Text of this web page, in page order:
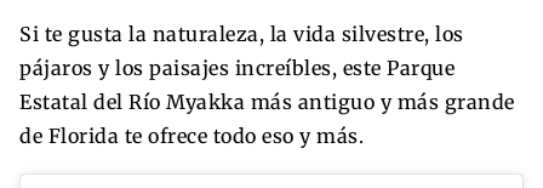
Si te gusta la naturaleza, la vida silvestre, los
pájaros y los paisajes increíbles, este Parque
Estatal del Río Myakka más antiguo y más grande
de Florida te ofrece todo eso y más.